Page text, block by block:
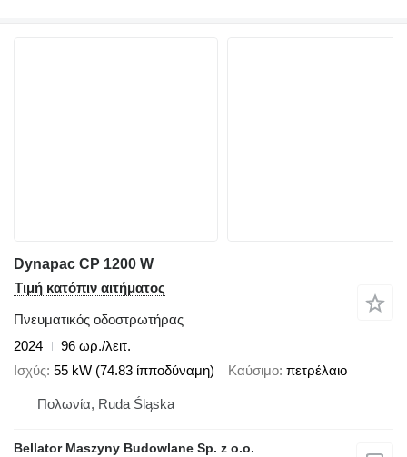
Dynapac CP 1200 W
Τιμή κατόπιν αιτήματος
Πνευματικός οδοστρωτήρας
2024
96 ωρ./λειτ.
Ισχύς 55 kW (74.83 ίπποδύναμη) Καύσιμο πετρέλαιο
Πολωνία, Ruda Śląska
Bellator Maszyny Budowlane Sp. z o.o.